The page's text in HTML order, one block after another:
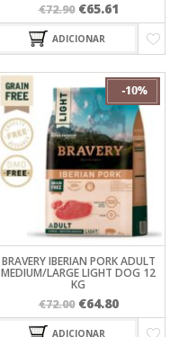
€72.90 O
preço
original
€72.90.
€65.61O
preço
atual
€65.61.
ADICIONAR
BRAVERY IBERIAN PORK ADULT
MEDIUM/LARGE LIGHT DOG 12
KG
€72.00 O
preço
€64.80O
preço
ADICIONAR